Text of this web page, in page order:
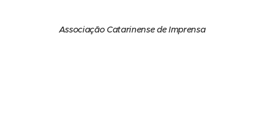
Associação Catarinense de Imprensa